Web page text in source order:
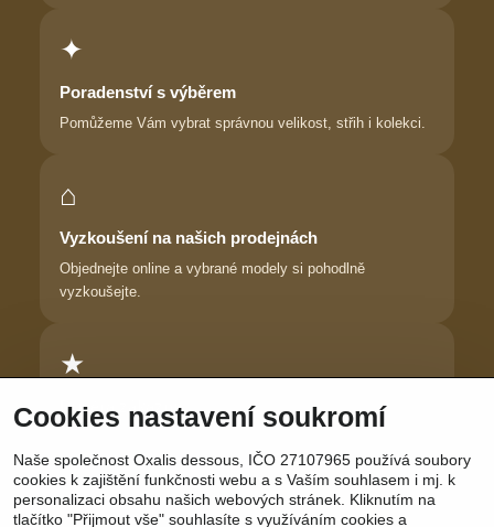
✦
Poradenství s výběrem
Pomůžeme Vám vybrat správnou velikost, střih i kolekci.
⌂
Vyzkoušení na našich prodejnách
Objednejte online a vybrané modely si pohodlně
vyzkoušejte.
★
Důvěra zákaznic
cítí krásně.
Cookies nastavení soukromí
Naše společnost Oxalis dessous, IČO 27107965 používá soubory
cookies k zajištění funkčnosti webu a s Vaším souhlasem i mj. k
personalizaci obsahu našich webových stránek. Kliknutím na
tlačítko "Přijmout vše" souhlasíte s využíváním cookies a